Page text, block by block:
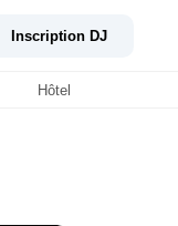
Inscription DJ
Hôtel